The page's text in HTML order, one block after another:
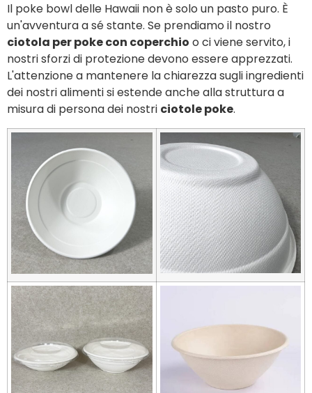
Il poke bowl delle Hawaii non è solo un pasto puro. È
un'avventura a sé stante. Se prendiamo il nostro
ciotola per poke con coperchio o ci viene servito, i
nostri sforzi di protezione devono essere apprezzati.
L'attenzione a mantenere la chiarezza sugli ingredienti
dei nostri alimenti si estende anche alla struttura a
misura di persona dei nostri ciotole poke.